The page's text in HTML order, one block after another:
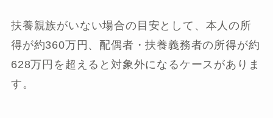
扶養親族がいない場合の目安として、本人の所
得が約360万円、配偶者・扶養義務者の所得が約
628万円を超えると対象外になるケースがありま
す。